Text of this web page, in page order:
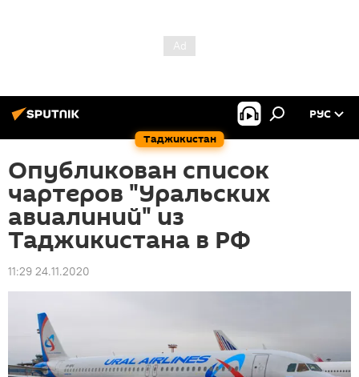
Таджикистан
РУС
Опубликован список
чартеров "Уральских
авиалиний" из
Таджикистана в РФ
11:29 24.11.2020